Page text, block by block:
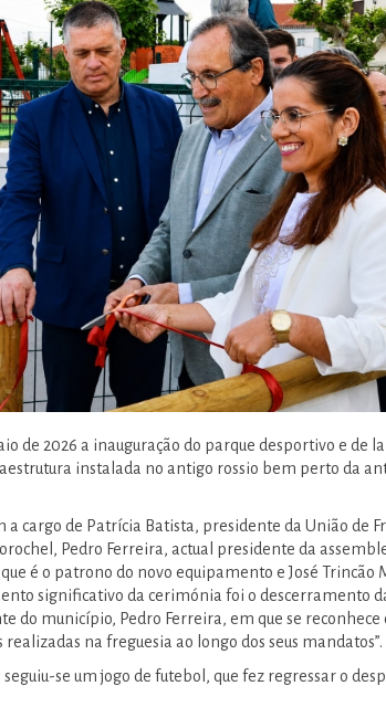
de 2026 a inauguração do parque desportivo e de
instalada no antigo rossio bem perto da
a cargo de Patrícia Batista, presidente da União de
Pedro Ferreira, actual presidente da
é o patrono do novo equipamento e José Trincão
significativo da cerimónia foi o descerramento
do município, Pedro Ferreira, em que se reconhece
na freguesia ao longo dos seus mandatos”.
seguiu-se um jogo de futebol, que fez regressar o